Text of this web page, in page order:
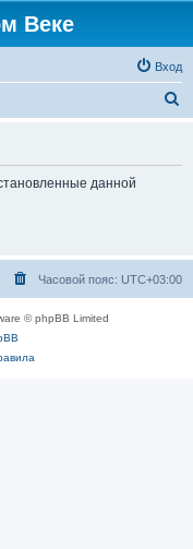
Веке
Вход
данной
Часовой пояс: UTC+03:00
© phpBB Limited